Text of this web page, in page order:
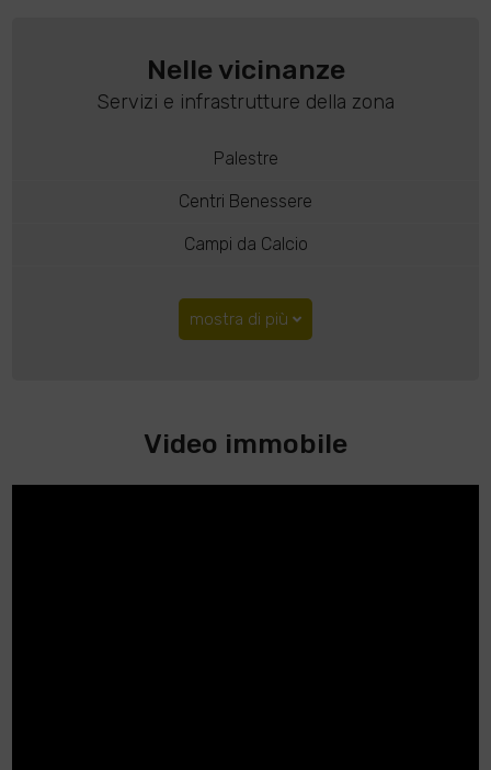
Nelle vicinanze
Servizi e infrastrutture della zona
Palestre
Centri Benessere
Campi da Calcio
mostra di più
Video immobile